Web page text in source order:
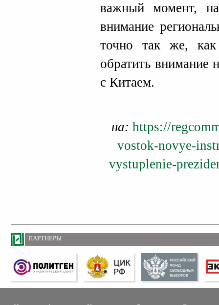
важный момент,
внимание
точно так же,
обратить внимание
с Китаем.
на: https://
vostok-novye-
vystuplenie-
ПАРТНЕРЫ